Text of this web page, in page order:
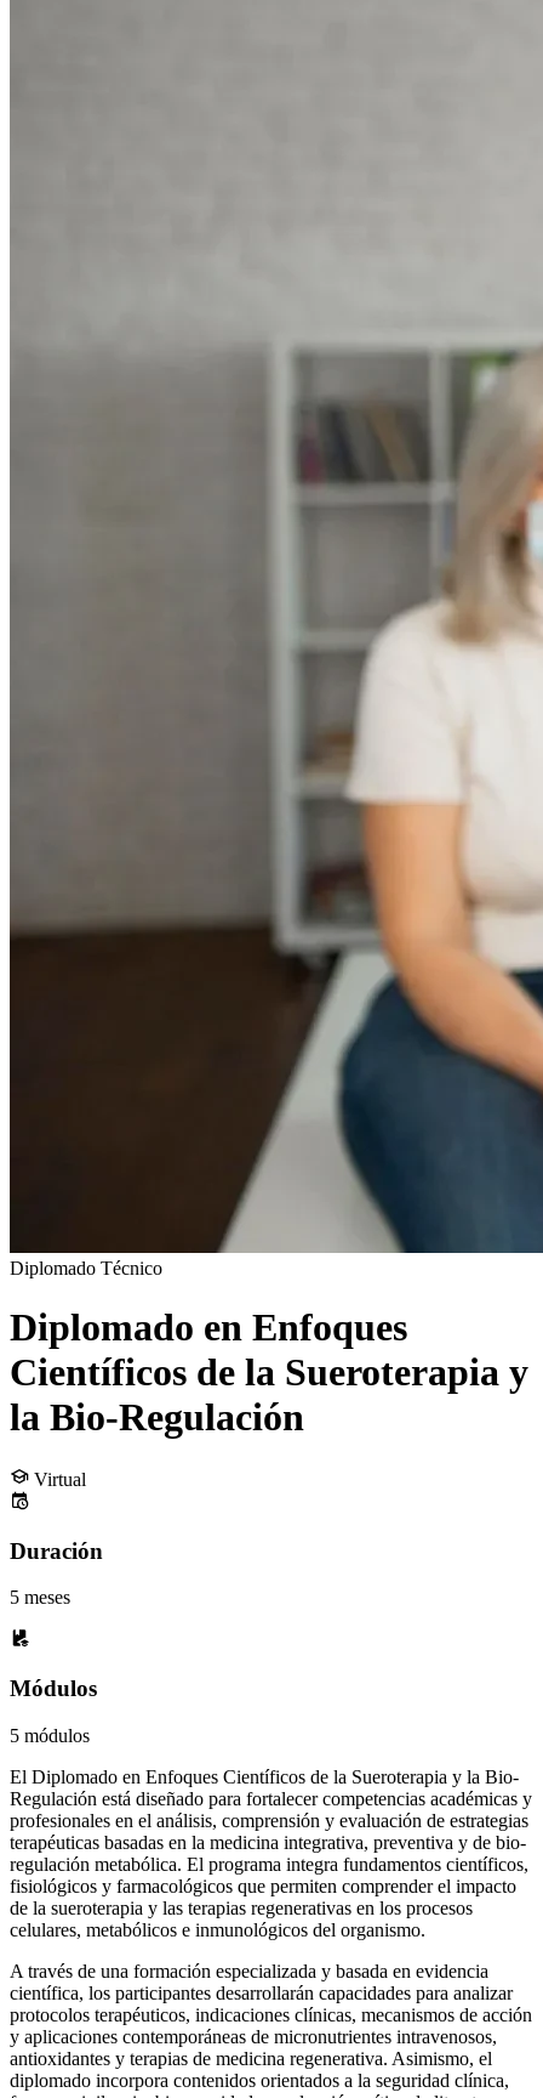
Diplomado Técnico
Diplomado en Enfoques
Científicos de la Sueroterapia y
la Bio-Regulación
Virtual
Duración
5 meses
Módulos
5 módulos
El Diplomado en Enfoques Científicos de la Sueroterapia y la Bio-
Regulación está diseñado para fortalecer competencias académicas y
profesionales en el análisis, comprensión y evaluación de estrategias
terapéuticas basadas en la medicina integrativa, preventiva y de bio-
regulación metabólica. El programa integra fundamentos científicos,
fisiológicos y farmacológicos que permiten comprender el impacto
de la sueroterapia y las terapias regenerativas en los procesos
celulares, metabólicos e inmunológicos del organismo.
A través de una formación especializada y basada en evidencia
científica, los participantes desarrollarán capacidades para analizar
protocolos terapéuticos, indicaciones clínicas, mecanismos de acción
y aplicaciones contemporáneas de micronutrientes intravenosos,
antioxidantes y terapias de medicina regenerativa. Asimismo, el
diplomado incorpora contenidos orientados a la seguridad clínica,